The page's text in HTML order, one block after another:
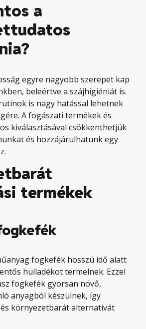
a
egyre nagyobb szerepet kap
beleértve a szájhigiéniát is.
is nagy hatással lehetnek
A fogászati termékek és
kiválasztásával csökkenthetjük
és hozzájárulhatunk egy
termékek
fogkefék hosszú idő alatt
hulladékot termelnek. Ezzel
fogkefék gyorsan növő,
anyagból készülnek, így
környezetbarát alternatívát